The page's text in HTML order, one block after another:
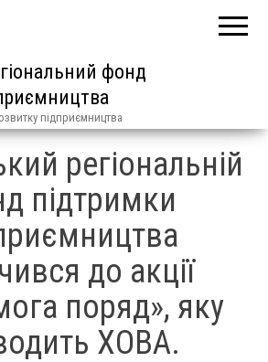
фонд
підприємництва
регіональній
підтримки
до акції
поряд», яку
ХОВА.